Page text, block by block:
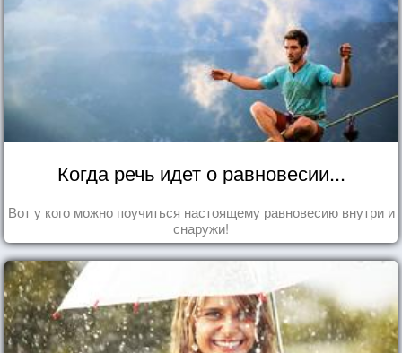
Когда речь идет о равновесии...
Вот у кого можно поучиться настоящему равновесию внутри и
снаружи!